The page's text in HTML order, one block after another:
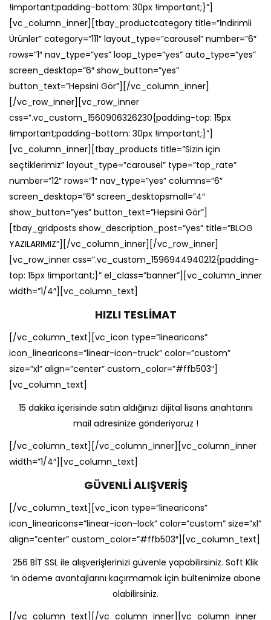
!important;padding-bottom: 30px !important;}”]
[vc_column_inner][tbay_productcategory title=”İndirimli
Ürünler” category=”111″ layout_type=”carousel” number=”6″
rows=”1″ nav_type=”yes” loop_type=”yes” auto_type=”yes”
screen_desktop=”6″ show_button=”yes”
button_text=”Hepsini Gör”][/vc_column_inner]
[/vc_row_inner][vc_row_inner
css=”.vc_custom_1560906326230{padding-top: 15px
!important;padding-bottom: 30px !important;}”]
[vc_column_inner][tbay_products title=”Sizin için
seçtiklerimiz” layout_type=”carousel” type=”top_rate”
number=”12″ rows=”1″ nav_type=”yes” columns=”6″
screen_desktop=”6″ screen_desktopsmall=”4″
show_button=”yes” button_text=”Hepsini Gör”]
[tbay_gridposts show_description_post=”yes” title=”BLOG
YAZILARIMIZ”][/vc_column_inner][/vc_row_inner]
[vc_row_inner css=”.vc_custom_1596944940212{padding-
top: 15px !important;}” el_class=”banner”][vc_column_inner
width=”1/4″][vc_column_text]
HIZLI TESLİMAT
[/vc_column_text][vc_icon type=”linearicons”
icon_linearicons=”linear-icon-truck” color=”custom”
size=”xl” align=”center” custom_color=”#ffb503″]
[vc_column_text]
15 dakika içerisinde satın aldığınızı dijital lisans anahtarını
mail adresinize gönderiyoruz !
[/vc_column_text][/vc_column_inner][vc_column_inner
width=”1/4″][vc_column_text]
GÜVENLİ ALIŞVERİŞ
[/vc_column_text][vc_icon type=”linearicons”
icon_linearicons=”linear-icon-lock” color=”custom” size=”xl”
align=”center” custom_color=”#ffb503″][vc_column_text]
256 BİT SSL ile alışverişlerinizi güvenle yapabilirsiniz. Soft Klik
‘in ödeme avantajlarını kaçırmamak için bültenimize abone
olabilirsiniz.
[/vc_column_text][/vc_column_inner][vc_column_inner